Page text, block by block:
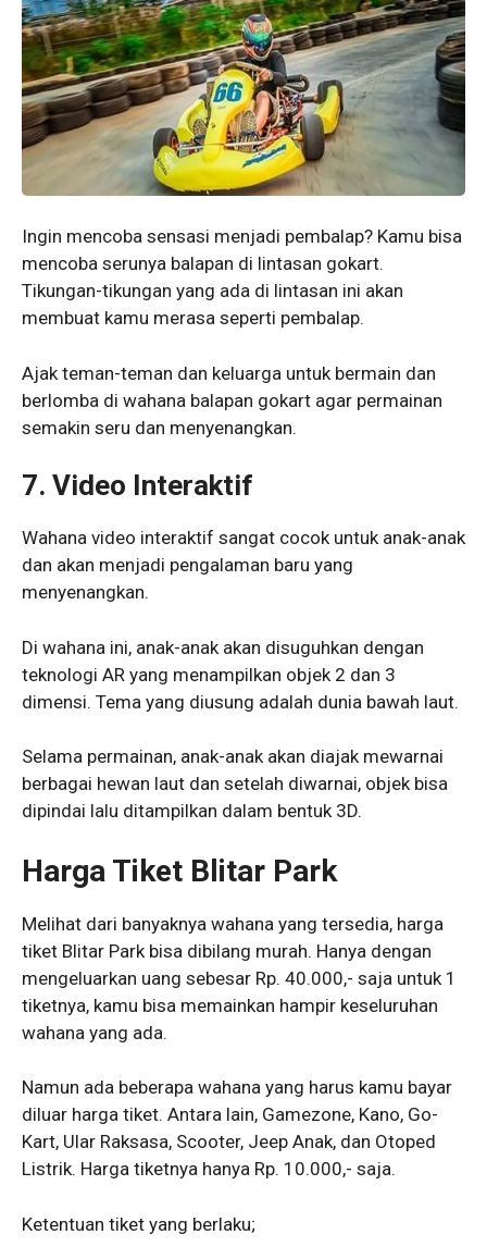
Ingin mencoba sensasi menjadi pembalap? Kamu bisa
mencoba serunya balapan di lintasan gokart.
Tikungan-tikungan yang ada di lintasan ini akan
membuat kamu merasa seperti pembalap.
Ajak teman-teman dan keluarga untuk bermain dan
berlomba di wahana balapan gokart agar permainan
semakin seru dan menyenangkan.
7. Video Interaktif
Wahana video interaktif sangat cocok untuk anak-anak
dan akan menjadi pengalaman baru yang
menyenangkan.
Di wahana ini, anak-anak akan disuguhkan dengan
teknologi AR yang menampilkan objek 2 dan 3
dimensi. Tema yang diusung adalah dunia bawah laut.
Selama permainan, anak-anak akan diajak mewarnai
berbagai hewan laut dan setelah diwarnai, objek bisa
dipindai lalu ditampilkan dalam bentuk 3D.
Harga Tiket Blitar Park
Melihat dari banyaknya wahana yang tersedia, harga
tiket Blitar Park bisa dibilang murah. Hanya dengan
mengeluarkan uang sebesar Rp. 40.000,- saja untuk 1
tiketnya, kamu bisa memainkan hampir keseluruhan
wahana yang ada.
Namun ada beberapa wahana yang harus kamu bayar
diluar harga tiket. Antara lain, Gamezone, Kano, Go-
Kart, Ular Raksasa, Scooter, Jeep Anak, dan Otoped
Listrik. Harga tiketnya hanya Rp. 10.000,- saja.
Ketentuan tiket yang berlaku;